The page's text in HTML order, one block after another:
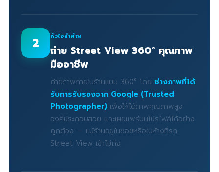
2 หัวใจสำคัญ
ถ่าย Street View 360° คุณภาพ
มืออาชีพ
ถ่ายภาพภายในร้านแบบ 360° โดย ช่างภาพที่ได้
รับการรับรองจาก Google (Trusted
Photographer) เพื่อให้ได้ภาพคุณภาพสูง
องค์ประกอบสวย และเผยแพร่บนโปรไฟล์ได้อย่าง
ถูกต้อง — แม้ร้านอยู่ในซอยหรือในห้างที่รถ
Street View เข้าไม่ถึง